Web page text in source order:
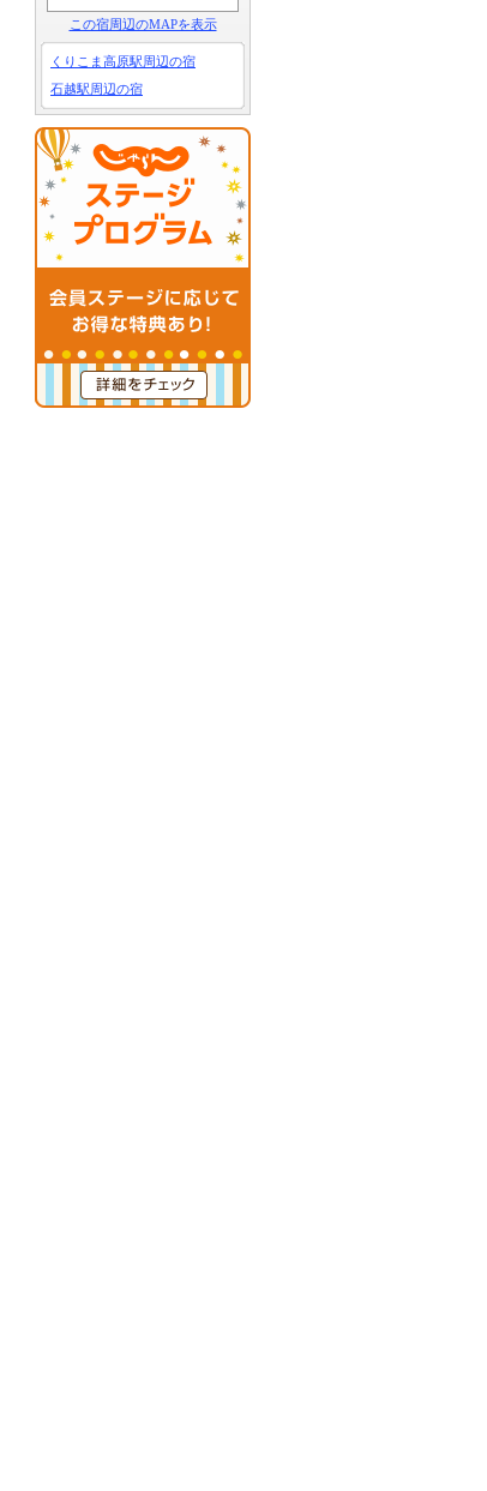
この宿周辺のMAPを表示
くりこま高原駅周辺の宿
石越駅周辺の宿